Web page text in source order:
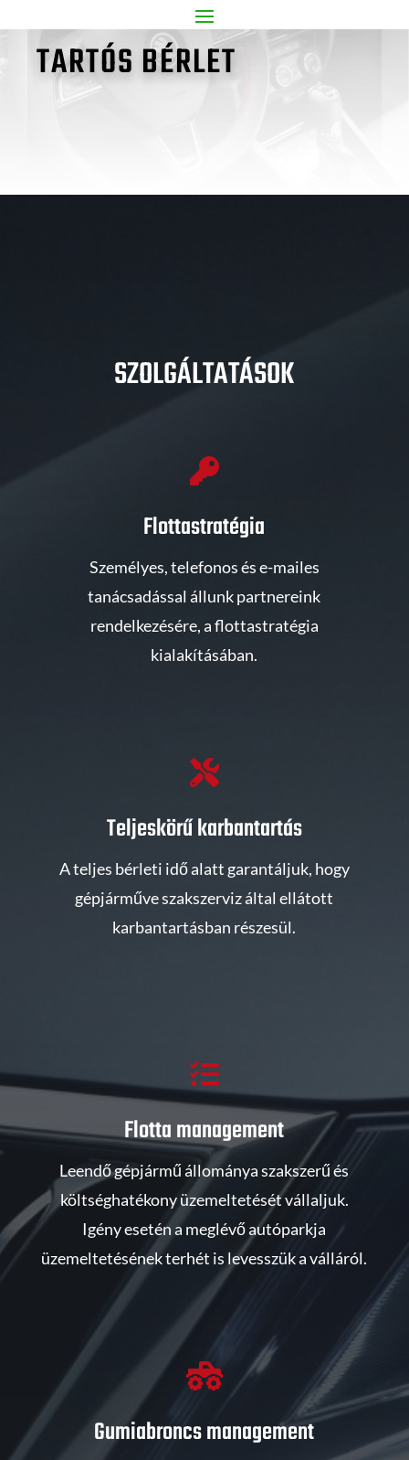
TARTÓS BÉRLET
SZOLGÁLTATÁSOK

Flottastratégia
Személyes, telefonos és e-mailes
tanácsadással állunk partnereink
rendelkezésére, a flottastratégia
kialakításában.

Teljeskörű karbantartás
A teljes bérleti idő alatt garantáljuk, hogy
gépjárműve szakszerviz által ellátott
karbantartásban részesül.

Flotta management
Leendő gépjármű állománya szakszerű és
költséghatékony üzemeltetését vállaljuk.
Igény esetén a meglévő autóparkja
üzemeltetésének terhét is levesszük a válláról.

Gumiabroncs management